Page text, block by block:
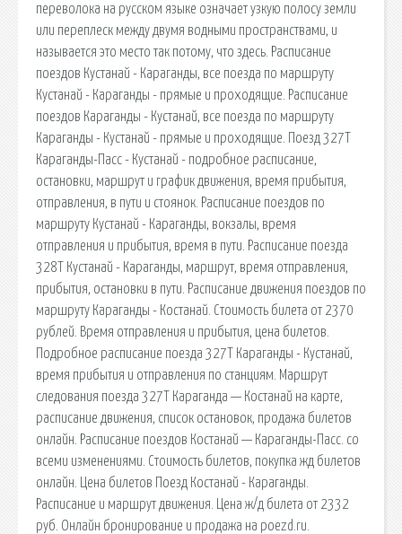
переволока на русском языке означает узкую полосу земли
или переплеск между двумя водными пространствами, и
называется это место так потому, что здесь. Расписание
поездов Кустанай - Караганды, все поезда по маршруту
Кустанай - Караганды - прямые и проходящие. Расписание
поездов Караганды - Кустанай, все поезда по маршруту
Караганды - Кустанай - прямые и проходящие. Поезд 327Т
Караганды-Пасс - Кустанай - подробное расписание,
остановки, маршрут и график движения, время прибытия,
отправления, в пути и стоянок. Расписание поездов по
маршруту Кустанай - Караганды, вокзалы, время
отправления и прибытия, время в пути. Расписание поезда
328Т Кустанай - Караганды, маршрут, время отправления,
прибытия, остановки в пути. Расписание движения поездов по
маршруту Караганды - Костанай. Стоимость билета от 2370
рублей. Время отправления и прибытия, цена билетов.
Подробное расписание поезда 327Т Караганды - Кустанай,
время прибытия и отправления по станциям. Маршрут
следования поезда 327Т Караганда — Костанай на карте,
расписание движения, список остановок, продажа билетов
онлайн. Расписание поездов Костанай — Караганды-Пасс. со
всеми изменениями. Стоимость билетов, покупка жд билетов
онлайн. Цена билетов Поезд Костанай - Караганды.
Расписание и маршрут движения. Цена ж/д билета от 2332
руб. Онлайн бронирование и продажа на poezd.ru.